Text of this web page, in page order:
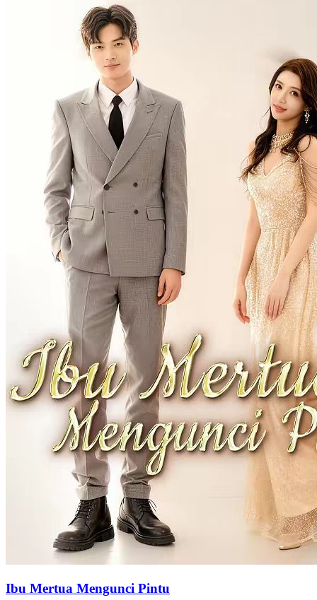
Ibu Mertua Mengunci Pintu